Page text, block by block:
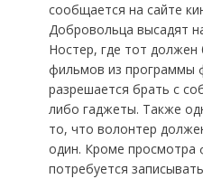
сообщается на сайте
Добровольца высадят
Ностер, где тот должен
фильмов из программы
разрешается брать с
либо гаджеты. Также
то, что волонтер
один. Кроме просмотра
потребуется